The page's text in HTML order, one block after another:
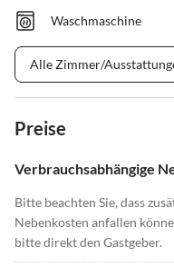
Waschmaschine
Alle Zimmer/
Preise
Verbrauchsabhängige
Bitte beachten Sie, dass
Nebenkosten anfallen
bitte direkt den Gastgeber.